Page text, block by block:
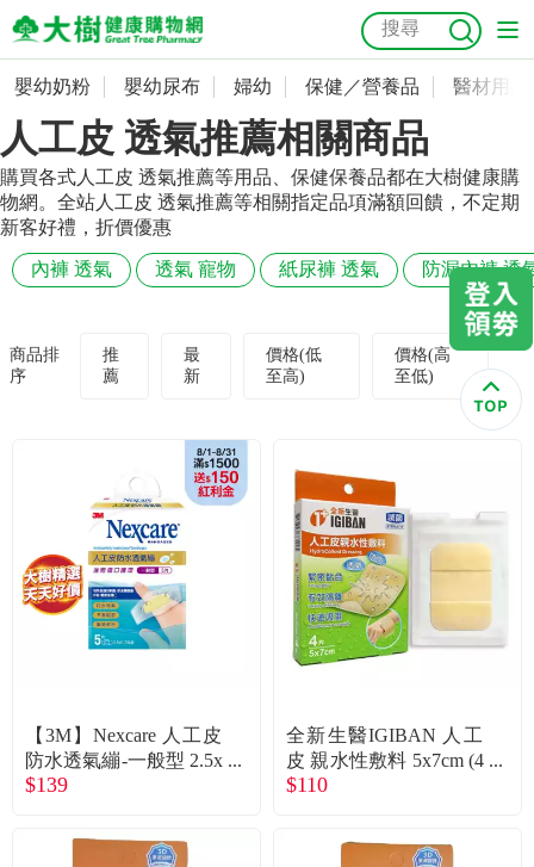
嬰幼奶粉
嬰幼尿布
婦幼
保健／營養品
醫材用品
美容／個人清潔
食品／健康食補
寵物
優惠活動
抗菌 尿布 大樹獨家 益生菌 魚油 幼兒米餅 貓砂
奶瓶奶嘴
會員資料及密碼修改
常用收件人清單
訂單查詢
收藏清單
紅利點數查詢
優惠券查詢
登入
嬰幼奶粉 嬰幼尿布 婦幼 保健／營養品 醫材用品
人工皮 透氣推薦相關商品
購買各式人工皮 透氣推薦等用品、保健保養品都在大樹健康購
物網。全站人工皮 透氣推薦等相關指定品項滿額回饋，不定期
新客好禮，折價優惠
內褲 透氣 透氣 寵物 紙尿褲 透氣 防漏內褲 透
商品排
序
推
薦
最
新
價格(低
至高)
價格(高
至低)
【3M】Nexcare 人工皮
防水透氣繃-一般型 2.5x
5.7cm（5片／盒）
$139
全新生醫IGIBAN 人工
皮 親水性敷料 5x7cm (4
片裝)
$110